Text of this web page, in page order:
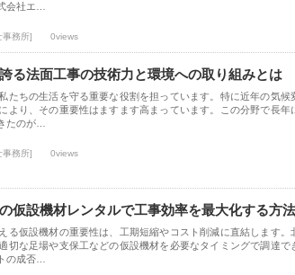
会社エ…
事務所] 0views
る法面工事の技術力と環境への取り組みとは
たちの生活を守る重要な役割を担っています。特に近年の気候
より、その重要性はますます高まっています。この分野で長年
たのが…
事務所] 0views
仮設機材レンタルで工事効率を最大化する方法
る仮設機材の重要性は、工期短縮やコスト削減に直結します。
切な足場や支保工などの仮設機材を必要なタイミングで調達で
の成否…